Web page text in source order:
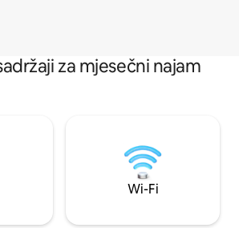
za mjesečni najam
Wi-Fi